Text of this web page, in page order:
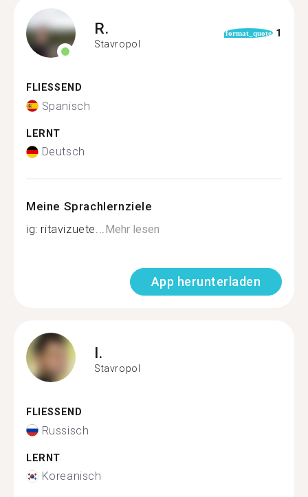
R.
Stavropol
format_quote 1
FLIESSEND
Spanisch
LERNT
Deutsch
Meine Sprachlernziele
ig: ritavizuete...Mehr lesen
App herunterladen
I.
Stavropol
FLIESSEND
Russisch
LERNT
Koreanisch